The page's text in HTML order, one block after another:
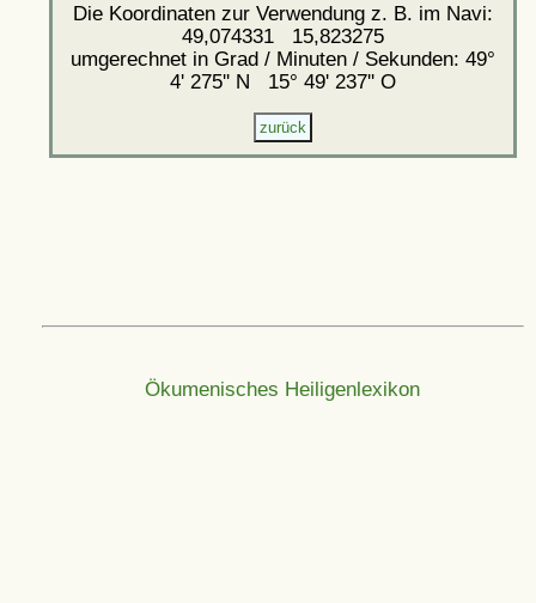
Die Koordinaten zur Verwendung z. B. im Navi:
49,074331 15,823275
umgerechnet in Grad / Minuten / Sekunden: 49°
4' 275'' N 15° 49' 237'' O
Ökumenisches Heiligenlexikon